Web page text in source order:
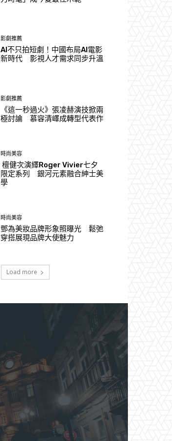
影劇推薦
AI不只拍短劇！中國布局AI電影
新時代 影視人才需求同步升溫
影劇推薦
《這一秒過火》張凌赫演技掀兩
極討論 慕容清嶧成轉型代表作
時尚美容
檀健次演繹Roger Vivier七夕
限定系列 銀河元素融合紳士美
學
時尚美容
鄧為美妝品牌形象照曝光 鬆弛
穿搭展現品牌大使魅力
Load more